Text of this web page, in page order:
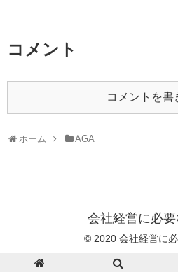
コメント
コメントを書
ホーム AGA
会社経営に必
© 2020 会社経営に